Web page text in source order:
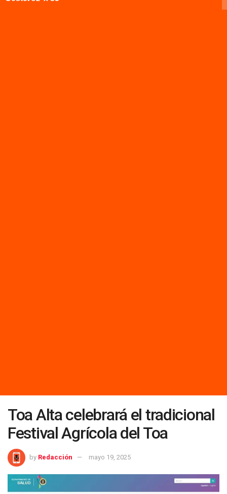
Toa Alta celebrará el tradicional
Festival Agrícola del Toa
by Redacción mayo 19, 2025